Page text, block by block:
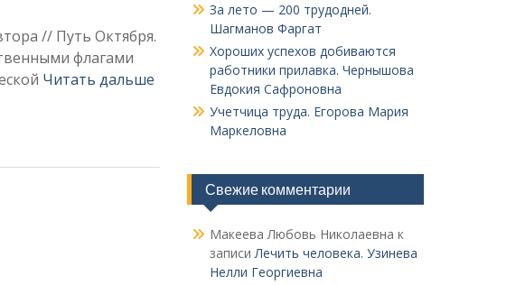
// Путь Октября.
флагами
Читать дальше
За лето — 200 трудодней.
Шагманов Фаргат
Хороших успехов добиваются
работники прилавка. Чер­нышова
Евдокия Сафроновна
Учетчица труда. Его­рова Мария
Маркеловна
Свежие комментарии
Макеева Любовь Николаевна к
записиЛечить человека. Узинева
Нелли Георгиевна